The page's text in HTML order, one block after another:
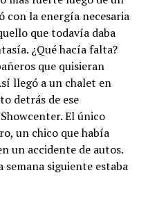
con la energía necesaria
que todavía daba
¿Qué hacía falta?
que quisieran
llegó a un chalet en
detrás de ese
El único
un chico que había
un accidente de autos.
siguiente estaba